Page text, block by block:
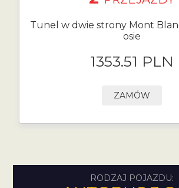
Tunel w dwie strony Mont
osie
1353.51 PLN
ZAMÓW
RODZAJ POJAZDU: